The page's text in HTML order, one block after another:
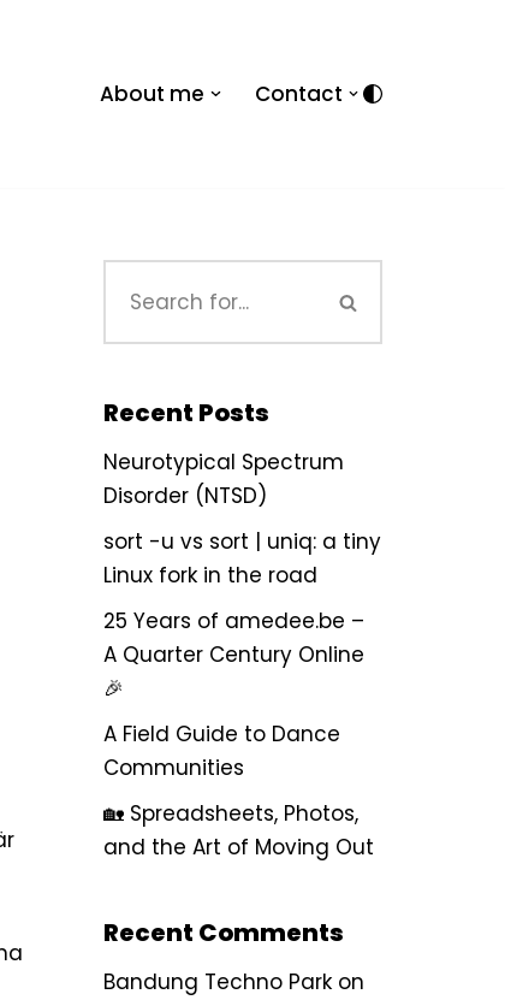
About me Contact
Recent Posts
Neurotypical Spectrum
Disorder (NTSD)
sort -u vs sort | uniq: a tiny
Linux fork in the road
25 Years of amedee.be –
A Quarter Century Online
🎉
A Field Guide to Dance
Communities
🏡 Spreadsheets, Photos,
and the Art of Moving Out
Recent Comments
Bandung Techno Parkon